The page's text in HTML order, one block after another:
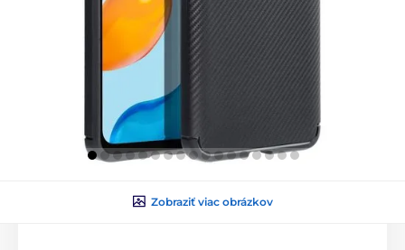
Zobraziť viac obrázkov